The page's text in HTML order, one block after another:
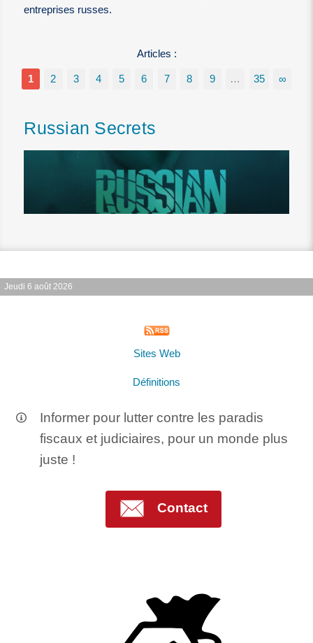
entreprises russes.
Articles :
1 2 3 4 5 6 7 8 9 … 35 ∞
Russian Secrets
Jeudi 6 août 2026
Sites Web
Définitions
Informer pour lutter contre les paradis
fiscaux et judiciaires, pour un monde plus
juste !
Contact